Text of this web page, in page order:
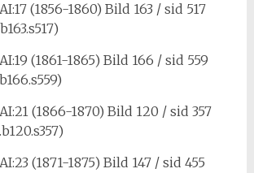
(1856-1860) Bild 163 / sid 517
(1861-1865) Bild 166 / sid 559
(1866-1870) Bild 120 / sid 357
(1871-1875) Bild 147 / sid 455